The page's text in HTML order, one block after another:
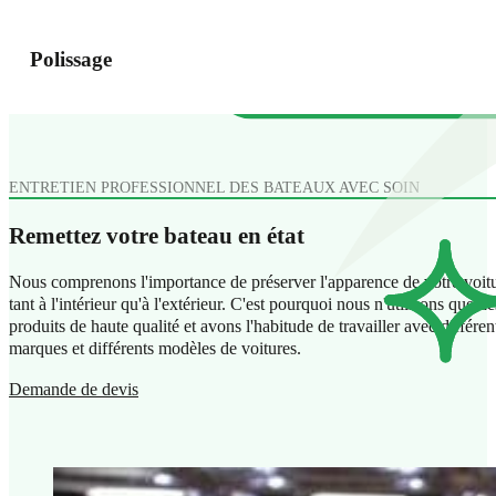
Polissage
ENTRETIEN PROFESSIONNEL DES BATEAUX AVEC SOIN
Remettez votre bateau en état
Nous comprenons l'importance de préserver l'apparence de votre
tant à l'intérieur qu'à l'extérieur. C'est pourquoi nous n'utilisons que
produits de haute qualité et avons l'habitude de travailler avec
marques et différents modèles de voitures.
Demande de devis